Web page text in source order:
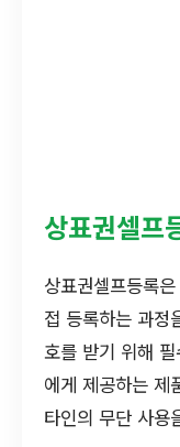
상표권셀프
상표권셀프등록
접 등록하는 과정
호를 받기 위해
에게 제공하는 제
타인의 무단 사용